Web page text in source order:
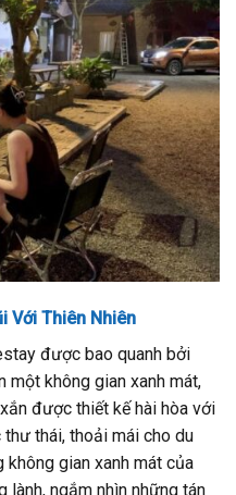
Với Thiên Nhiên
được bao quanh bởi
một không gian xanh mát,
được thiết kế hài hòa với
thái, thoải mái cho du
không gian xanh mát của
lành, ngắm nhìn những tán